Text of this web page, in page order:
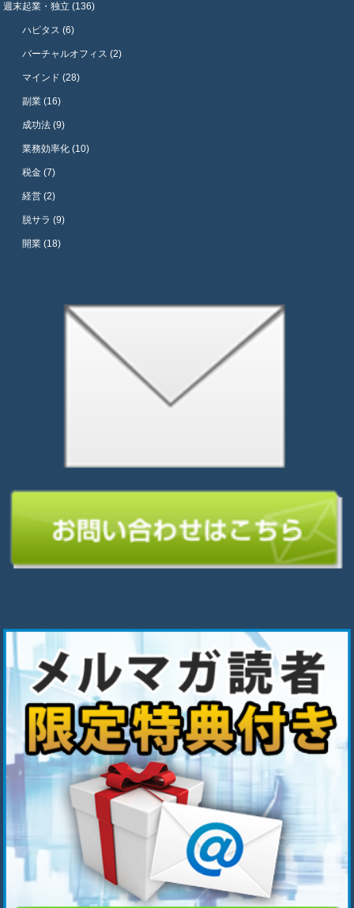
週末起業・独立 (136)
ハピタス (6)
バーチャルオフィス (2)
マインド (28)
副業 (16)
成功法 (9)
業務効率化 (10)
税金 (7)
経営 (2)
脱サラ (9)
開業 (18)